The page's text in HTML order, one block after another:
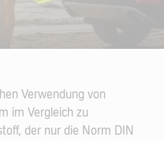
Verwendung von
im Vergleich zu
der nur die Norm DIN